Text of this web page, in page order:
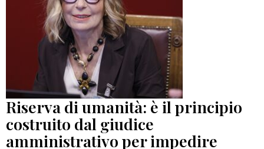
Riserva di umanità: è il principio
costruito dal giudice
amministrativo per impedire